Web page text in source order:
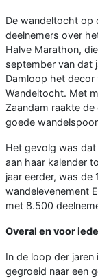
De wandeltocht op
deelnemers over
Halve Marathon,
september van dat
Damloop het decor
Wandeltocht. Met
Zaandam raakte
goede
Het gevolg was
aan haar kalender
jaar eerder, was de
wandelevenement
met 8.500
Overal en voor
In de loop der
gegroeid naar een